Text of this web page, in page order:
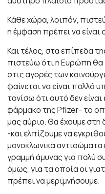
Κάθε χώρα, λοιπόν,
η έμφαση πρέπει να είναι
Και τέλος, στα επίπεδα
πιστεύω ότι η Ευρώπη
στις αγορές των
φαίνεται να είναι πολλά
τονίσω ότι αυτό δεν
φάρμακο της Pfizer- το
μας αύριο. Θα έχουμε
-και ελπίζουμε να
μονοκλωνικά αντισώματα
γραμμή άμυνας για πολύ
όμως, για τα οποία οι
πρέπει να μεριμνήσουμε.